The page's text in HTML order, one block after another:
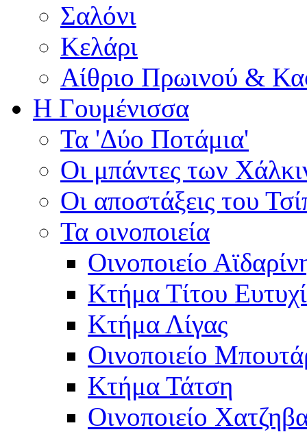
Σαλόνι
Κελάρι
Αίθριο Πρωινού &
Η Γουμένισσα
Τα 'Δύο Ποτάμια'
Οι μπάντες των
Οι αποστάξεις του
Τα οινοποιεία
Οινοποιείο
Κτήμα Τίτου
Κτήμα Λίγας
Οινοποιείο
Κτήμα Τάτση
Οινοποιείο